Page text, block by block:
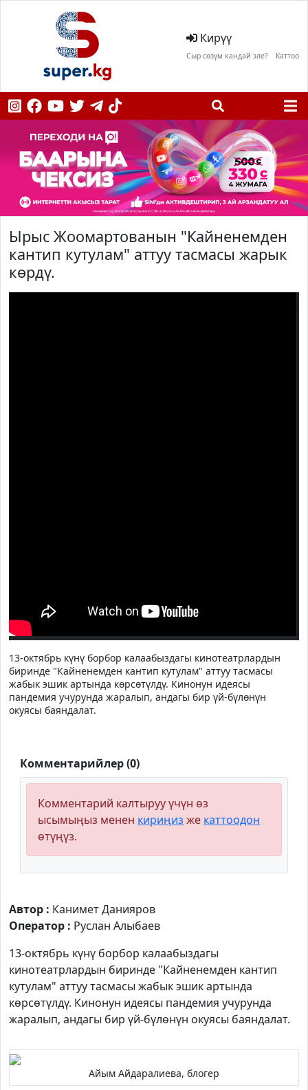
Кирүү
Сыр сөзүм кандай эле? Каттоо
Ырыс Жоомартованын "Кайненемден
кантип кутулам" аттуу тасмасы жарык
көрдү.
13-октябрь күнү борбор калаабыздагы кинотеатрлардын
биринде "Кайненемден кантип кутулам" аттуу тасмасы
жабык эшик артында көрсөтүлдү. Кинонун идеясы
пандемия учурунда жаралып, андагы бир үй-бүлөнүн
окуясы баяндалат.
Комментарийлер (0)
Комментарий калтыруу үчүн өз
ысымыңыз менен кириңиз же каттоодон
өтүңүз.
Автор : Канимет Данияров
Оператор : Руслан Алыбаев
13-октябрь күнү борбор калаабыздагы
кинотеатрлардын биринде "Кайненемден кантип
кутулам" аттуу тасмасы жабык эшик артында
көрсөтүлдү. Кинонун идеясы пандемия учурунда
жаралып, андагы бир үй-бүлөнүн окуясы баяндалат.
Айым Айдаралиева, блогер